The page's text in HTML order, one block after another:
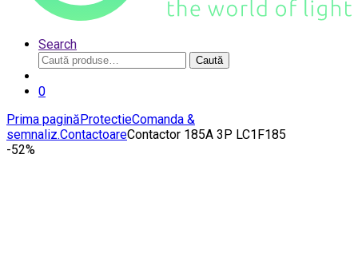
Search
Caută
după:
Caută
0
Prima paginăProtectieComanda &
semnaliz.ContactoareContactor 185A 3P LC1F185
-52%